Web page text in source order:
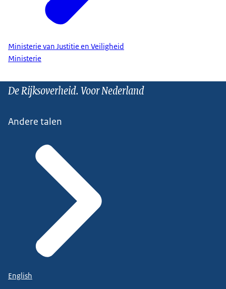
Ministerie van Justitie en Veiligheid
Ministerie
De Rijksoverheid. Voor Nederland
Andere talen
English